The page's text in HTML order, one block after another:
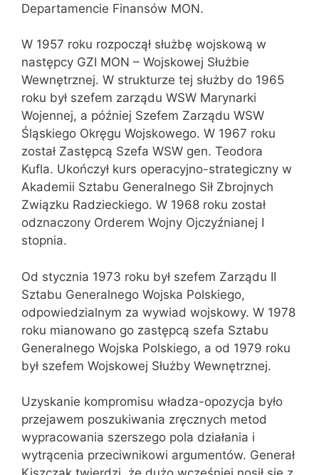
Departamencie Finansów MON.
W 1957 roku rozpoczął służbę wojskową w
następcy GZI MON – Wojskowej Służbie
Wewnętrznej. W strukturze tej służby do 1965
roku był szefem zarządu WSW Marynarki
Wojennej, a później Szefem Zarządu WSW
Śląskiego Okręgu Wojskowego. W 1967 roku
został Zastępcą Szefa WSW gen. Teodora
Kufla. Ukończył kurs operacyjno-strategiczny w
Akademii Sztabu Generalnego Sił Zbrojnych
Związku Radzieckiego. W 1968 roku został
odznaczony Orderem Wojny Ojczyźnianej I
stopnia.
Od stycznia 1973 roku był szefem Zarządu II
Sztabu Generalnego Wojska Polskiego,
odpowiedzialnym za wywiad wojskowy. W 1978
roku mianowano go zastępcą szefa Sztabu
Generalnego Wojska Polskiego, a od 1979 roku
był szefem Wojskowej Służby Wewnętrznej.
Uzyskanie kompromisu władza-opozycja było
przejawem poszukiwania zręcznych metod
wypracowania szerszego pola działania i
wytrącenia przeciwnikowi argumentów. Generał